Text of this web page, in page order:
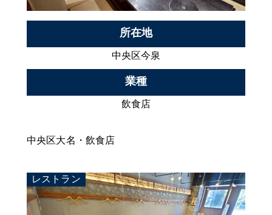
所在地
中央区今泉
業種
飲食店
中央区大名・飲食店
レストラン